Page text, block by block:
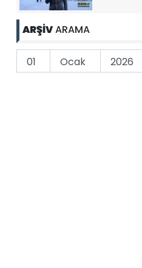
ARŞİVARAMA